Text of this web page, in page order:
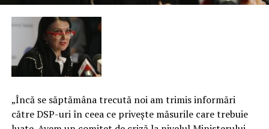
„Încă se săptămâna trecută noi am trimis informări
către DSP-uri în ceea ce priveşte măsurile care trebuie